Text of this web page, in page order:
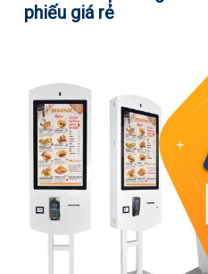
phiếu giá rẻ